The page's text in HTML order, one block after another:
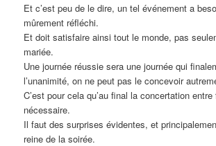
Et c’est peu de le dire, un tel événement a
mûrement réfléchi.
Et doit satisfaire ainsi tout le monde, pas
mariée.
Une journée réussie sera une journée qui
l’unanimité, on ne peut pas le concevoir
C’est pour cela qu’au final la concertation
nécessaire.
Il faut des surprises évidentes, et
reine de la soirée.